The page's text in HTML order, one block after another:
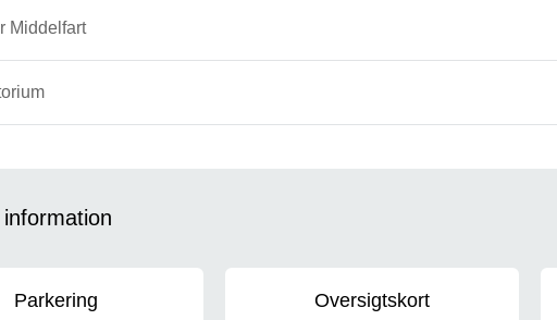
Middelfart
Parkering Oversigtskort